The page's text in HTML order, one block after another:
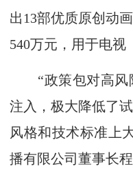
出13部优质原创动
540万元，用于电视
“政策包对高风
注入，极大降低了
风格和技术标准上
播有限公司董事长程